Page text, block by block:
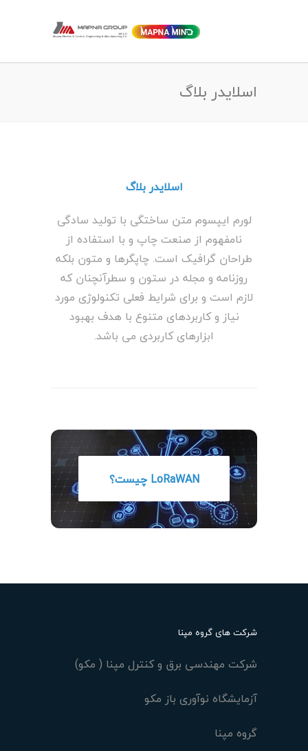
اسلایدر بلاگ
اسلایدر بلاگ
لورم ایپسوم متن ساختگی با تولید سادگی
نامفهوم از صنعت چاپ و با استفاده از
طراحان گرافیک است. چاپگرها و متون بلکه
روزنامه و مجله در ستون و سطرآنچنان که
لازم است و برای شرایط فعلی تکنولوژی مورد
نیاز و کاربردهای متنوع با هدف بهبود
ابزارهای کاربردی می باشد.
LoRaWAN چیست؟
شرکت های گروه مپنا
شرکت مهندسی برق و کنترل مپنا ( مکو)
آزمایشگاه نوآوری باز مکو
گروه مپنا